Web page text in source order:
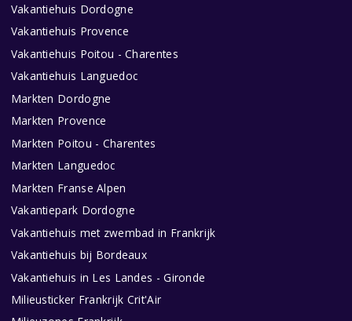
Vakantiehuis Dordogne
Vakantiehuis Provence
Vakantiehuis Poitou - Charentes
Vakantiehuis Languedoc
Markten Dordogne
Markten Provence
Markten Poitou - Charentes
Markten Languedoc
Markten Franse Alpen
Vakantiepark Dordogne
Vakantiehuis met zwembad in Frankrijk
Vakantiehuis bij Bordeaux
Vakantiehuis in Les Landes - Gironde
Milieusticker Frankrijk Crit'Air